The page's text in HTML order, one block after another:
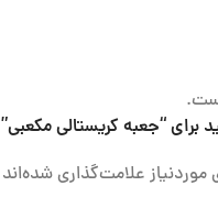
برای “جعبه کریستالی مکعبی”
علامت‌گذاری شده‌اند